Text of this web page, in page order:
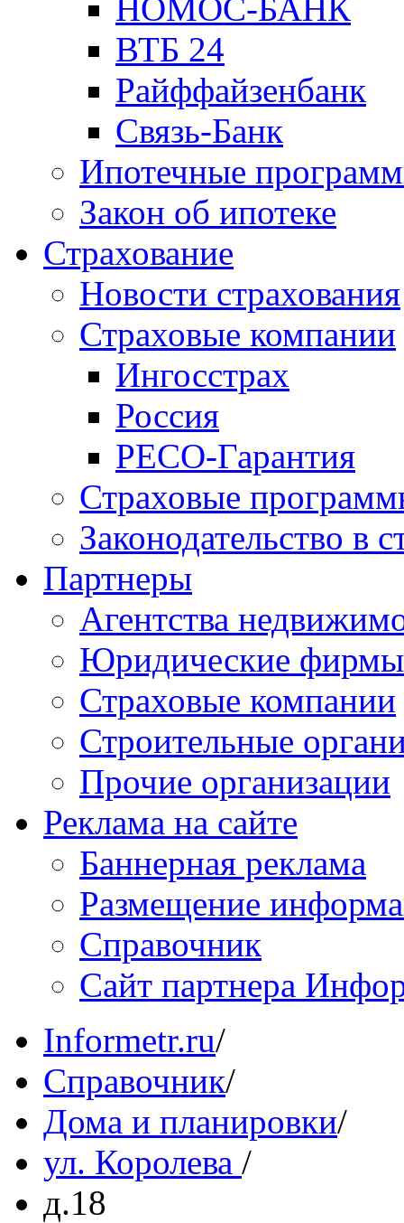
НОМОС-БАНК
ВТБ 24
Райффайзенбанк
Связь-Банк
Ипотечные
Закон об ипотеке
Страхование
Новости страхования
Страховые компании
Ингосстрах
Россия
РЕСО-Гарантия
Страховые
Законодательство в
Партнеры
Агентства
Юридические фирмы
Страховые компании
Строительные
Прочие организации
Реклама на сайте
Баннерная реклама
Размещение
Справочник
Сайт партнера
Informetr.ru/
Справочник/
Дома и планировки/
ул. Королева /
д.18